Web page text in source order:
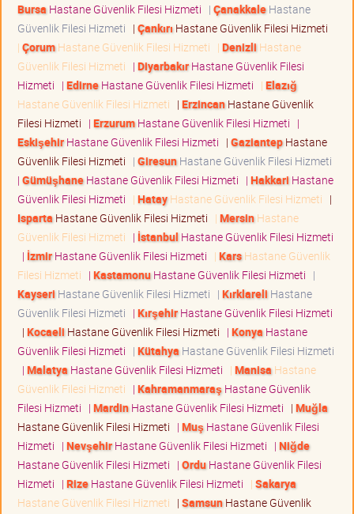
Bursa Hastane Güvenlik Filesi Hizmeti | ÇanakkaleHastane
Güvenlik Filesi Hizmeti | Çankırı Hastane Güvenlik Filesi Hizmeti
| ÇorumHastane Güvenlik Filesi Hizmeti | Denizli Hastane
Güvenlik Filesi Hizmeti | DiyarbakırHastane Güvenlik Filesi
Hizmeti | EdirneHastane Güvenlik Filesi Hizmeti | Elazığ
Hastane Güvenlik Filesi Hizmeti | ErzincanHastane Güvenlik
Filesi Hizmeti | ErzurumHastane Güvenlik Filesi Hizmeti |
EskişehirHastane Güvenlik Filesi Hizmeti | GaziantepHastane
Güvenlik Filesi Hizmeti | GiresunHastane Güvenlik Filesi Hizmeti
| GümüşhaneHastane Güvenlik Filesi Hizmeti | Hakkari Hastane
Güvenlik Filesi Hizmeti | HatayHastane Güvenlik Filesi Hizmeti |
Isparta Hastane Güvenlik Filesi Hizmeti | MersinHastane
Güvenlik Filesi Hizmeti | İstanbul Hastane Güvenlik Filesi Hizmeti
| İzmirHastane Güvenlik Filesi Hizmeti | KarsHastane Güvenlik
Filesi Hizmeti | KastamonuHastane Güvenlik Filesi Hizmeti |
Kayseri Hastane Güvenlik Filesi Hizmeti | Kırklareli Hastane
Güvenlik Filesi Hizmeti | KırşehirHastane Güvenlik Filesi Hizmeti
| Kocaeli Hastane Güvenlik Filesi Hizmeti | Konya Hastane
Güvenlik Filesi Hizmeti | Kütahya Hastane Güvenlik Filesi Hizmeti
| Malatya Hastane Güvenlik Filesi Hizmeti | Manisa Hastane
Güvenlik Filesi Hizmeti | Kahramanmaraş Hastane Güvenlik
Filesi Hizmeti | MardinHastane Güvenlik Filesi Hizmeti | Muğla
Hastane Güvenlik Filesi Hizmeti | Muş Hastane Güvenlik Filesi
Hizmeti | NevşehirHastane Güvenlik Filesi Hizmeti | Niğde
Hastane Güvenlik Filesi Hizmeti | OrduHastane Güvenlik Filesi
Hizmeti | RizeHastane Güvenlik Filesi Hizmeti | Sakarya
Hastane Güvenlik Filesi Hizmeti | SamsunHastane Güvenlik